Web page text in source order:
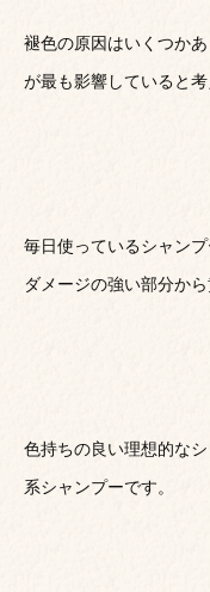
褪色の原因はいくつか
が最も影響していると考
毎日使っているシャン
ダメージの強い部分か
色持ちの良い理想的な
系シャンプーです。